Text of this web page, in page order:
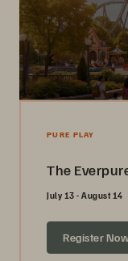
PURE PLAY
The
July 13 - August 14
Register